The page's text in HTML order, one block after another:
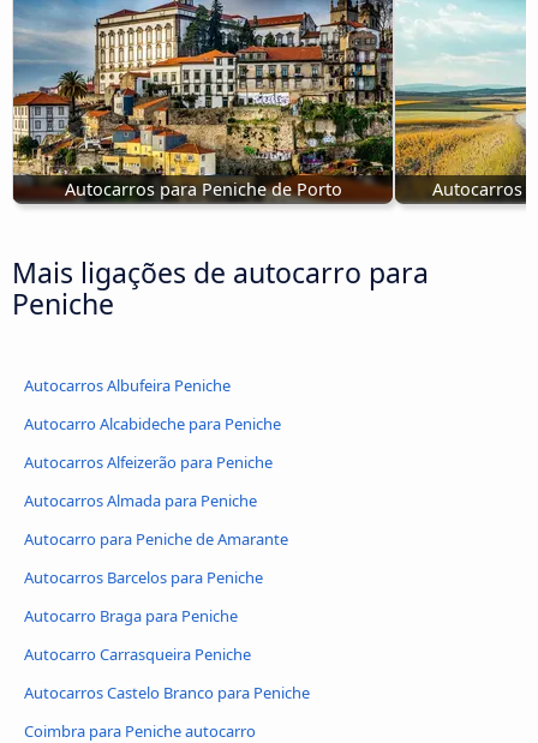
Autocarros para Peniche de Porto Autocarros
Mais ligações de autocarro para
Peniche
Autocarros Albufeira Peniche
Autocarro Alcabideche para Peniche
Autocarros Alfeizerão para Peniche
Autocarros Almada para Peniche
Autocarro para Peniche de Amarante
Autocarros Barcelos para Peniche
Autocarro Braga para Peniche
Autocarro Carrasqueira Peniche
Autocarros Castelo Branco para Peniche
Coimbra para Peniche autocarro